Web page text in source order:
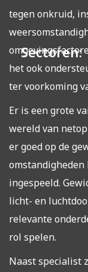
tegen onkruid,
het ook
ter voorkoming
Er is een grote
wereld van
er goed op de
omstandigheden
ingespeeld.
licht- en
relevante
rol spelen.
Naast specialist
Sectoren: